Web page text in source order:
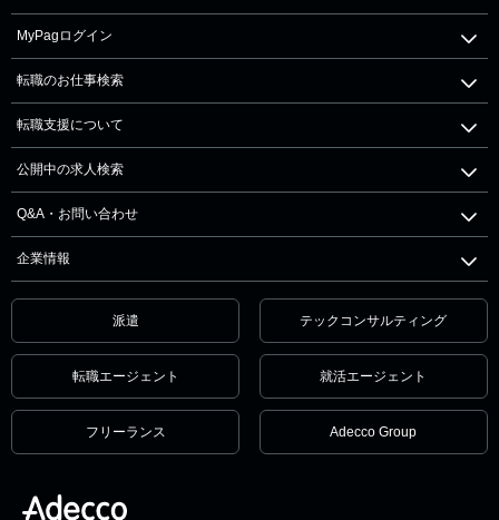
MyPagログイン
転職のお仕事検索
転職支援について
公開中の求人検索
Q&A・お問い合わせ
企業情報
派遣 テックコンサルティング
転職エージェント 就活エージェント
フリーランス Adecco Group